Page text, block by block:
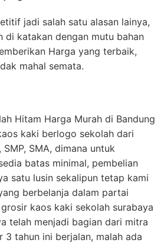
jadi salah satu alasan lainya,
di katakan dengan mutu bahan
Harga yang terbaik,
mahal semata.
Hitam Harga Murah di Bandung
kaki berlogo sekolah dari
SMA, dimana untuk
batas minimal, pembelian
satu lusin sekalipun tetap kami
berbelanja dalam partai
kaos kaki sekolah surabaya
telah menjadi bagian dari mitra
3 tahun ini berjalan, malah ada